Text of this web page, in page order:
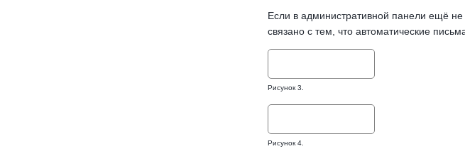
Если в административной панели ещё
связано с тем, что автоматические
Рисунок 3.
Рисунок 4.